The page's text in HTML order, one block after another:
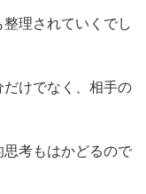
理されていくでし
けでなく、相手の
考もはかどるので